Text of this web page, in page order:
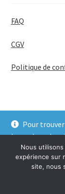
Pour
barre de
Ignorer
FAQ
CGV
Politique de
© BadgeGirl®
Nous
expérience sur
site, nous